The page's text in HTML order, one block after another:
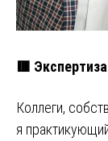
🟥
Коллеги,
я